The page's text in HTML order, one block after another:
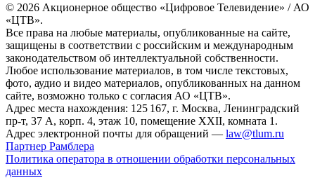
© 2026 Акционерное общество «Цифровое Телевидение» / АО
«ЦТВ».
Все права на любые материалы, опубликованные на сайте,
защищены в соответствии с российским и международным
законодательством об интеллектуальной собственности.
Любое использование материалов, в том числе текстовых,
фото, аудио и видео материалов, опубликованных на данном
сайте, возможно только с согласия АО «ЦТВ».
Адрес места нахождения: 125 167, г. Москва, Ленинградский
пр-т, 37 А, корп. 4, этаж 10, помещение XXII, комната 1.
Адрес электронной почты для обращений — law@tlum.ru
Партнер Рамблера
Политика оператора в отношении обработки персональных
данных